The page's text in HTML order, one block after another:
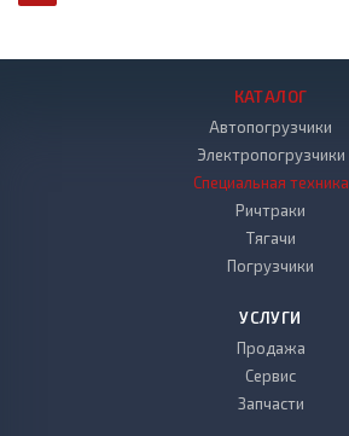
КАТАЛОГ
Автопогрузчики
Электропогрузчики
Специальная техника
Ричтраки
Тягачи
Погрузчики
УСЛУГИ
Продажа
Сервис
Запчасти